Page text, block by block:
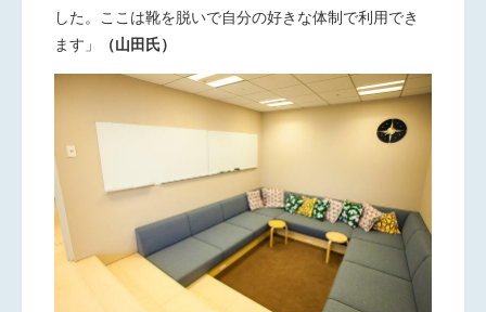
した。ここは靴を脱いで自分の好きな体制で利用でき
ます」
（山田氏）